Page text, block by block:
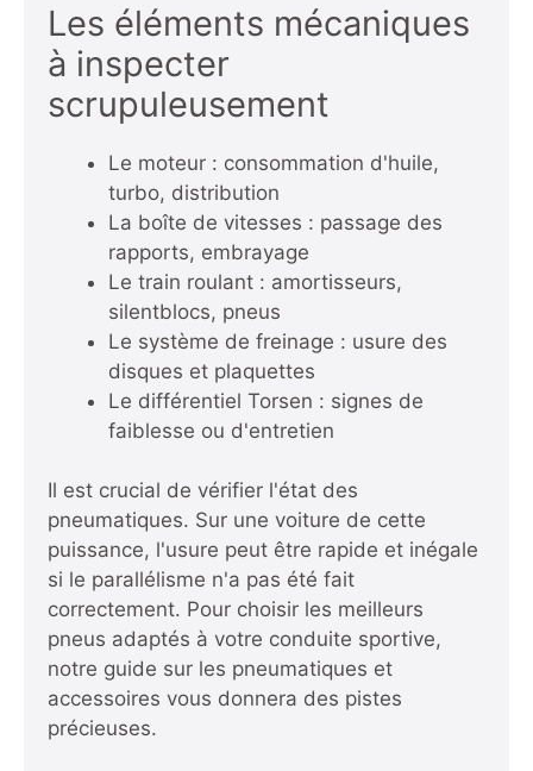
Les éléments mécaniques
à inspecter
scrupuleusement
Le moteur : consommation d'huile,
turbo, distribution
La boîte de vitesses : passage des
rapports, embrayage
Le train roulant : amortisseurs,
silentblocs, pneus
Le système de freinage : usure des
disques et plaquettes
Le différentiel Torsen : signes de
faiblesse ou d'entretien
Il est crucial de vérifier l'état des
pneumatiques. Sur une voiture de cette
puissance, l'usure peut être rapide et inégale
si le parallélisme n'a pas été fait
correctement. Pour choisir les meilleurs
pneus adaptés à votre conduite sportive,
notre guide sur les pneumatiques et
accessoires vous donnera des pistes
précieuses.